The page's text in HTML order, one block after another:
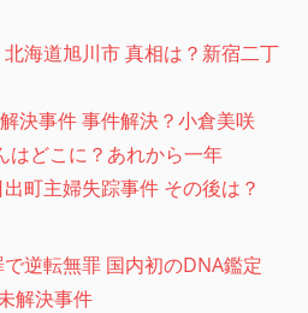
海道旭川市 真相は？新宿二丁
決事件 事件解決？小倉美咲
はどこに？あれから一年
町主婦失踪事件 その後は？
逆転無罪 国内初のDNA鑑定
解決事件